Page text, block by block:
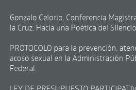
Gonzalo Celorio. Conferencia
la Cruz. Hacia una Poética del
PROTOCOLO para la prevención,
acoso sexual en la Administración
Federal.